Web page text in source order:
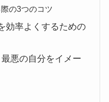
の3つのコツ
効率よくするための
悪の自分をイメー